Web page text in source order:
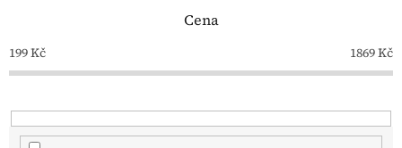
o
d
k
t
Cena
199Kč 1869Kč